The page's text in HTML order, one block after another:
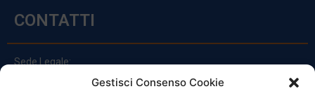
Gestisci Consenso Cookie
CONTATTI
Sede Legale:
Via Principe Di Udine 144